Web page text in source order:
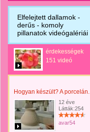
Elfelejtett dallamok -
derűs - komoly
pillanatok videógalériái
érdekességek
151 videó
Hogyan készült? A porcelán.
12 éve
Látták:254
avar54